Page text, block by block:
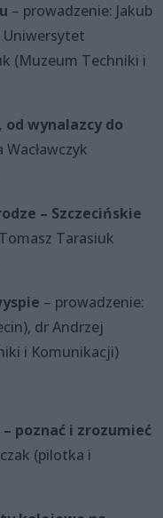
– prowadzenie: Jakub
Uniwersytet
(Muzeum Techniki i
wynalazcy do
– Szczecińskie
Tarasiuk
– prowadzenie:
dr Andrzej
i Komunikacji)
poznać i zrozumieć
(pilotka i